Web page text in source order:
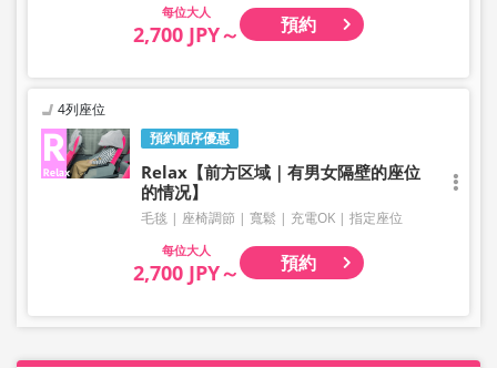
大人
2,700 JPY～ 預約
預約順序優惠
4列座位
Relax【前方区域｜有男女隔壁的座位
的情况】
毛毯 座椅調節 寬鬆 充電OK 指定座位
大人
2,700 JPY～ 預約